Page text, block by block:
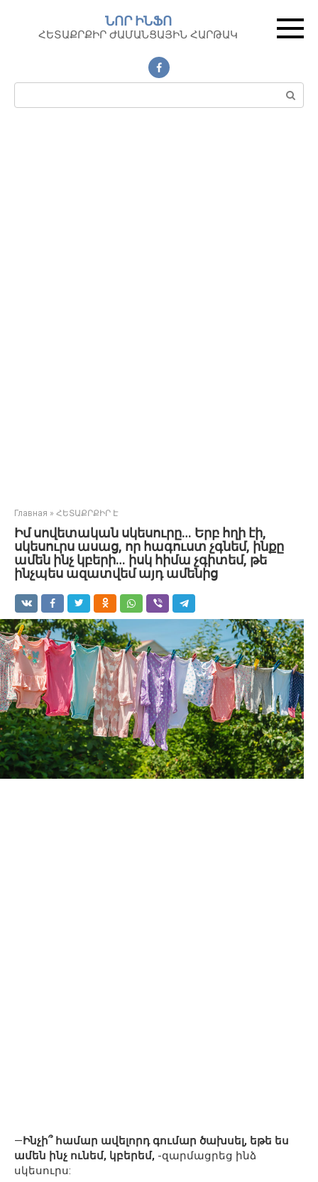
контенту
ՆՈՐ ԻՆՖՈ
ՀԵՏԱՔՐՔԻՐ ԺԱՄԱՆՑԱՅԻՆ ՀԱՐԹԱԿ
Поиск:
Главная » ՀԵՏԱՔՐՔԻՐ Է
Իմ սովետական սկեսուրը… Երբ հղի էի,
սկեսուրս ասաց, որ հագուստ չգնեմ, ինքը
ամեն ինչ կբերի… իսկ հիմա չգիտեմ, թե
ինչպես ազատվեմ այդ ամենից
—Ինչի՞ համար ավելորդ գումար ծախսել, եթե ես
ամեն ինչ ունեմ, կբերեմ, -զարմացրեց ինձ
սկեսուրս: